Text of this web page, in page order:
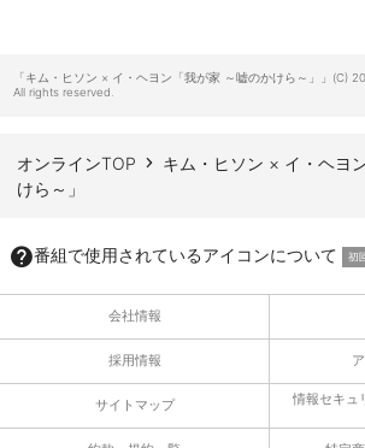
「キム・ヒソン × イ・ヘヨン「我が家 ～嘘のかけら～」」(C)
All rights reserved.
オンラインTOP
キム・ヒソン × イ・ヘヨ
けら～」
番組で使用されているアイコンについて
会社情報
採用情報
サイトマップ 情報セキュ